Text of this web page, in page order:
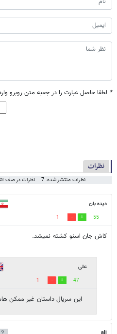
* لطفا حاصل عبارت را در جعبه متن روبرو
نظرات
نظرات منتشر شده: 7 نظرات در صف
دیده بان
55
1
کاش جان اسنو کشته نمیشد.
علی
47
1
این سریال داستان غیر ممکن